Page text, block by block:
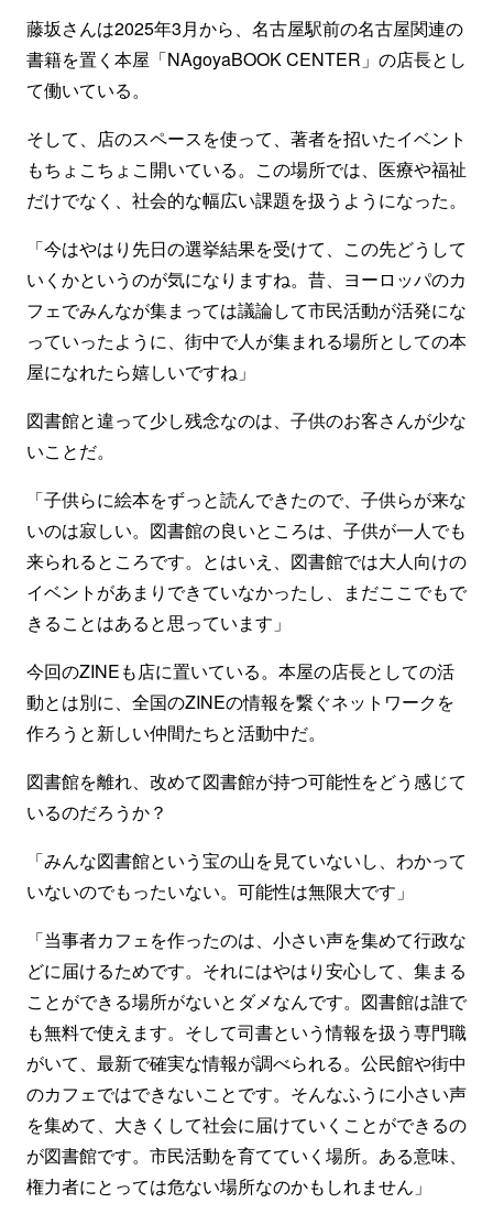
藤坂さんは2025年3月から、名古屋駅前の名古屋関連の
書籍を置く本屋「NAgoyaBOOK CENTER」の店長とし
て働いている。
そして、店のスペースを使って、著者を招いたイベント
もちょこちょこ開いている。この場所では、医療や福祉
だけでなく、社会的な幅広い課題を扱うようになった。
「今はやはり先日の選挙結果を受けて、この先どうして
いくかというのが気になりますね。昔、ヨーロッパのカ
フェでみんなが集まっては議論して市民活動が活発にな
っていったように、街中で人が集まれる場所としての本
屋になれたら嬉しいですね」
図書館と違って少し残念なのは、子供のお客さんが少な
いことだ。
「子供らに絵本をずっと読んできたので、子供らが来な
いのは寂しい。図書館の良いところは、子供が一人でも
来られるところです。とはいえ、図書館では大人向けの
イベントがあまりできていなかったし、まだここでもで
きることはあると思っています」
今回のZINEも店に置いている。本屋の店長としての活
動とは別に、全国のZINEの情報を繋ぐネットワークを
作ろうと新しい仲間たちと活動中だ。
図書館を離れ、改めて図書館が持つ可能性をどう感じて
いるのだろうか？
「みんな図書館という宝の山を見ていないし、わかって
いないのでもったいない。可能性は無限大です」
「当事者カフェを作ったのは、小さい声を集めて行政な
どに届けるためです。それにはやはり安心して、集まる
ことができる場所がないとダメなんです。図書館は誰で
も無料で使えます。そして司書という情報を扱う専門職
がいて、最新で確実な情報が調べられる。公民館や街中
のカフェではできないことです。そんなふうに小さい声
を集めて、大きくして社会に届けていくことができるの
が図書館です。市民活動を育てていく場所。ある意味、
権力者にとっては危ない場所なのかもしれません」